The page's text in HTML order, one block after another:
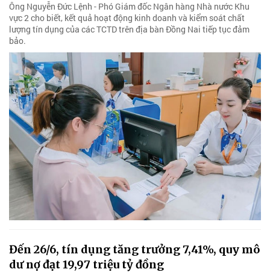
Ông Nguyễn Đức Lệnh - Phó Giám đốc Ngân hàng Nhà nước Khu
vực 2 cho biết, kết quả hoạt động kinh doanh và kiểm soát chất
lượng tín dụng của các TCTD trên địa bàn Đồng Nai tiếp tục đảm
bảo.
Đến 26/6, tín dụng tăng trưởng 7,41%, quy mô
dư nợ đạt 19,97 triệu tỷ đồng